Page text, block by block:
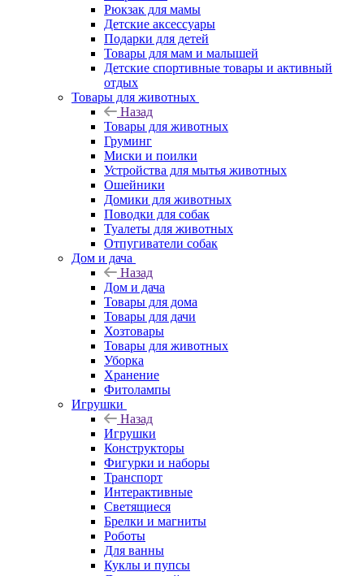
Рюкзак для мамы
Детские аксессуары
Подарки для детей
Товары для мам и малышей
Детские спортивные товары и активный
отдых
Товары для животных
Назад
Товары для животных
Груминг
Миски и поилки
Устройства для мытья животных
Ошейники
Домики для животных
Поводки для собак
Туалеты для животных
Отпугиватели собак
Дом и дача
Назад
Дом и дача
Товары для дома
Товары для дачи
Хозтовары
Товары для животных
Уборка
Хранение
Фитолампы
Игрушки
Назад
Игрушки
Конструкторы
Фигурки и наборы
Транспорт
Интерактивные
Светящиеся
Брелки и магниты
Роботы
Для ванны
Куклы и пупсы